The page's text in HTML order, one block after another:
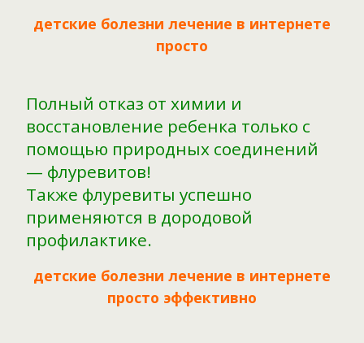
детские болезни лечение в интернете
просто
Полный отказ от химии и
восстановление ребенка только с
помощью природных соединений
— флуревитов!
Также флуревиты успешно
применяются в дородовой
профилактике.
детские болезни лечение в интернете
просто эффективно